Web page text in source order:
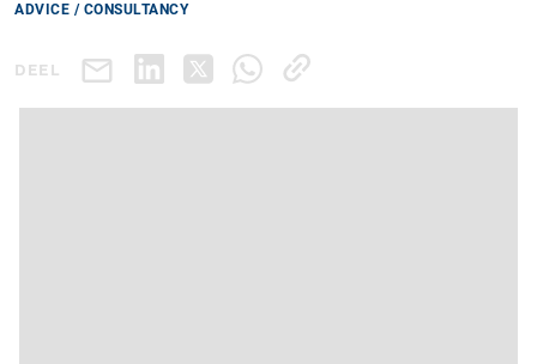
ADVICE / CONSULTANCY
DEEL